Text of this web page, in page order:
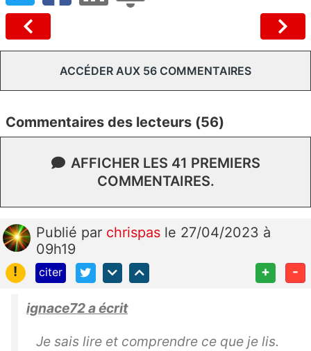
ACCÉDER AUX 56 COMMENTAIRES
Commentaires des lecteurs (56)
AFFICHER LES 41 PREMIERS
COMMENTAIRES.
Publié par chrispas le 27/04/2023 à
09h19
!
citer + -
ignace72 a écrit
Je sais lire et comprendre ce que je lis.